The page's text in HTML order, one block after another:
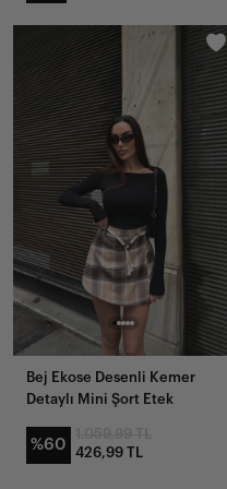
Bej Ekose Desenli Kemer
Detaylı Mini Şort Etek
%60
426,99 TL